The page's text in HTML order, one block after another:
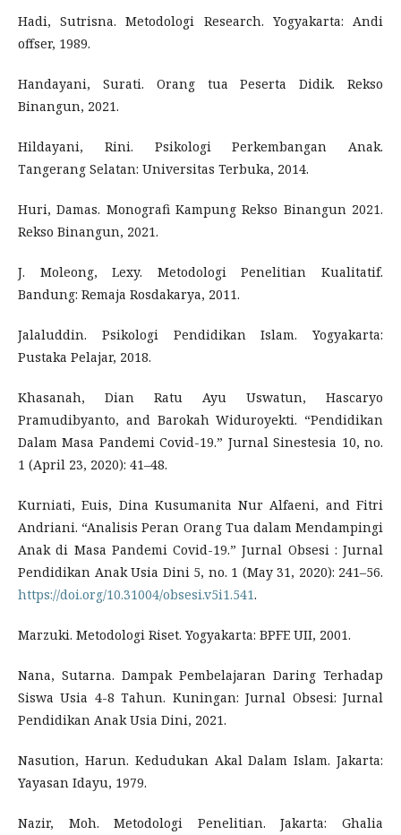
Hadi, Sutrisna. Metodologi Research. Yogyakarta: Andi
offser, 1989.
Handayani, Surati. Orang tua Peserta Didik. Rekso
Binangun, 2021.
Hildayani, Rini. Psikologi Perkembangan Anak.
Tangerang Selatan: Universitas Terbuka, 2014.
Huri, Damas. Monografi Kampung Rekso Binangun 2021.
Rekso Binangun, 2021.
J. Moleong, Lexy. Metodologi Penelitian Kualitatif.
Bandung: Remaja Rosdakarya, 2011.
Jalaluddin. Psikologi Pendidikan Islam. Yogyakarta:
Pustaka Pelajar, 2018.
Khasanah, Dian Ratu Ayu Uswatun, Hascaryo
Pramudibyanto, and Barokah Widuroyekti. “Pendidikan
Dalam Masa Pandemi Covid-19.” Jurnal Sinestesia 10, no.
1 (April 23, 2020): 41–48.
Kurniati, Euis, Dina Kusumanita Nur Alfaeni, and Fitri
Andriani. “Analisis Peran Orang Tua dalam Mendampingi
Anak di Masa Pandemi Covid-19.” Jurnal Obsesi : Jurnal
Pendidikan Anak Usia Dini 5, no. 1 (May 31, 2020): 241–56.
https://doi.org/10.31004/obsesi.v5i1.541.
Marzuki. Metodologi Riset. Yogyakarta: BPFE UII, 2001.
Nana, Sutarna. Dampak Pembelajaran Daring Terhadap
Siswa Usia 4-8 Tahun. Kuningan: Jurnal Obsesi: Jurnal
Pendidikan Anak Usia Dini, 2021.
Nasution, Harun. Kedudukan Akal Dalam Islam. Jakarta:
Yayasan Idayu, 1979.
Nazir, Moh. Metodologi Penelitian. Jakarta: Ghalia